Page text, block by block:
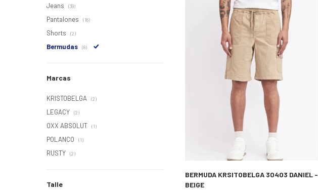
BERMUDA KRSITOBELGA 30403 DANIEL -
BEIGE
Jeans (39)
Pantalones (16)
Shorts (2)
Bermudas (8)
Marcas
KRISTOBELGA (2)
LEGACY (2)
OXX ABSOLUT (1)
POLANCO (1)
RUSTY (2)
Talle